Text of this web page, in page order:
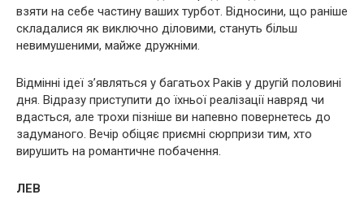
взяти на себе частину ваших турбот. Відносини, що раніше
складалися як виключно діловими, стануть більш
невимушеними, майже дружніми.
Відмінні ідеї з’являться у багатьох Раків у другій половині
дня. Відразу приступити до їхньої реалізації навряд чи
вдасться, але трохи пізніше ви напевно повернетесь до
задуманого. Вечір обіцяє приємні сюрпризи тим, хто
вирушить на романтичне побачення.
ЛЕВ